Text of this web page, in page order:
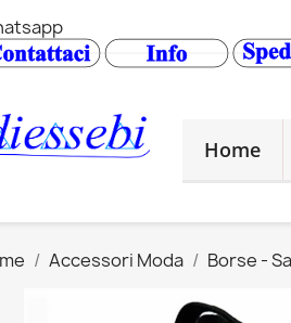
Home
Accessori Moda Borse -